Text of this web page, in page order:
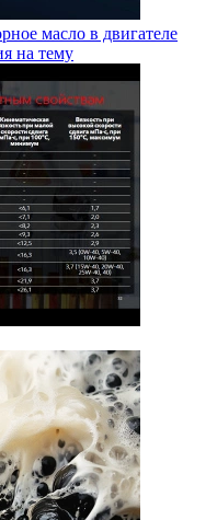
масло в двигателе
на тему